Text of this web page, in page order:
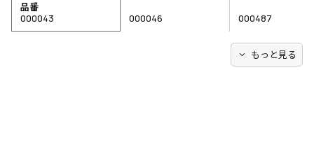
品番
000043
000046 000487
expand_more もっと見る